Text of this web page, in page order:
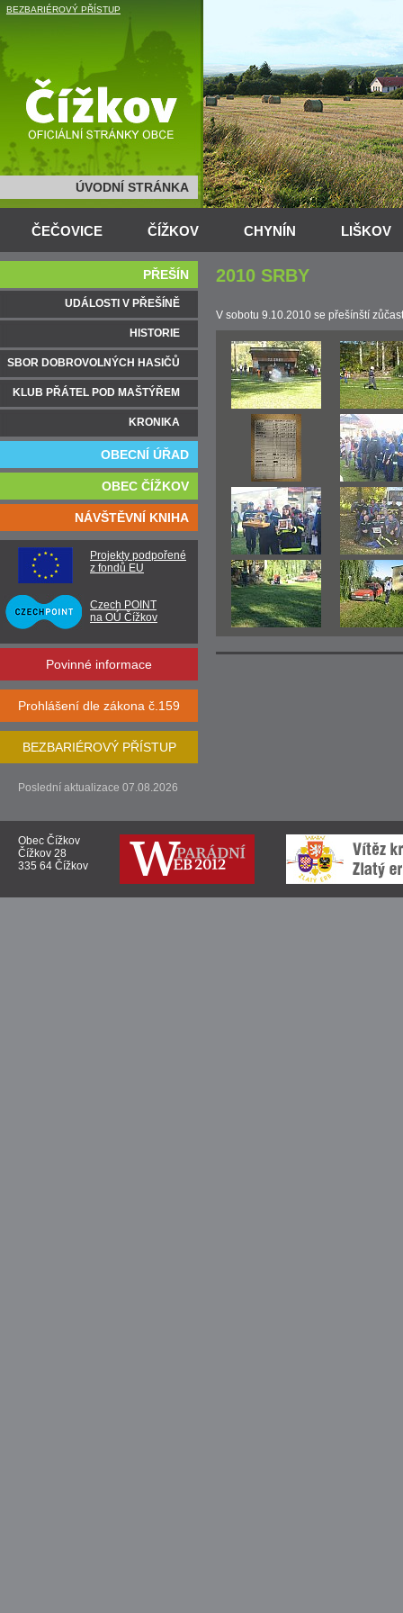
BEZBARIÉROVÝ PŘÍSTUP
ÚVODNÍ STRÁNKA
ČEČOVICE ČÍŽKOV CHYNÍN LIŠKOV
2010 SRBY
V sobotu 9.10.2010 se přešínští
PŘEŠÍN
UDÁLOSTI V PŘEŠÍNĚ
HISTORIE
SBOR DOBROVOLNÝCH HASIČŮ
KLUB PŘÁTEL POD MAŠTÝŘEM
KRONIKA
OBECNÍ ÚŘAD
OBEC ČÍŽKOV
NÁVŠTĚVNÍ KNIHA
Projekty podpořené
z fondů EU
Czech POINT
na OÚ Čížkov
Povinné informace
Prohlášení dle zákona č.159
BEZBARIÉROVÝ PŘÍSTUP
Poslední aktualizace 07.08.2026
Obec Čížkov
Čížkov 28
335 64 Čížkov